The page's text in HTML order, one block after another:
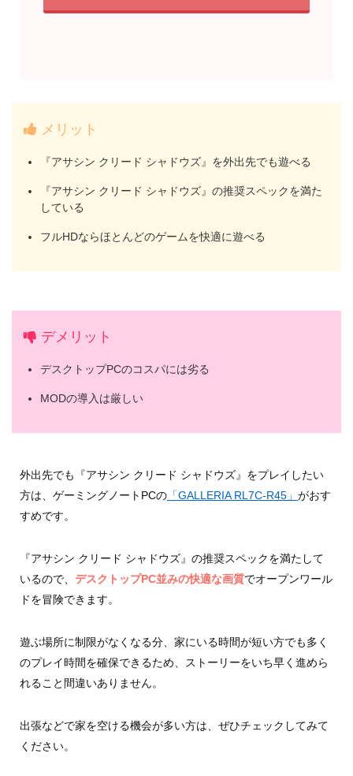
メリット
『アサシン クリード シャドウズ』を外出先でも遊べる
『アサシン クリード シャドウズ』の推奨スペックを満た
している
フルHDならほとんどのゲームを快適に遊べる
デメリット
デスクトップPCのコスパには劣る
MODの導入は厳しい
外出先でも『アサシン クリード シャドウズ』をプレイしたい
方は、ゲーミングノートPCの「GALLERIA RL7C-R45」 がおす
すめです。
『アサシン クリード シャドウズ』の推奨スペックを満たして
いるので、 デスクトップPC並みの快適な画質でオープンワール
ドを冒険できます。
遊ぶ場所に制限がなくなる分、家にいる時間が短い方でも多く
のプレイ時間を確保できるため、ストーリーをいち早く進めら
れること間違いありません。
出張などで家を空ける機会が多い方は、ぜひチェックしてみて
ください。